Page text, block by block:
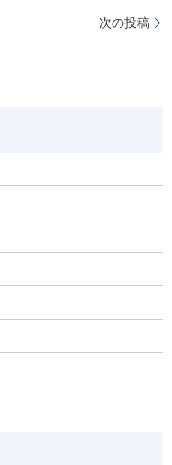
次の投稿